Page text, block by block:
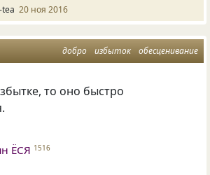
tea 20 ноя 2016
добро избыток обесценивание
то оно быстро
ЁСЯ 1516